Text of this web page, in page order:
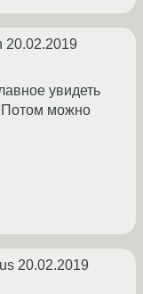
20.02.2019
увидеть
Потом можно
20.02.2019